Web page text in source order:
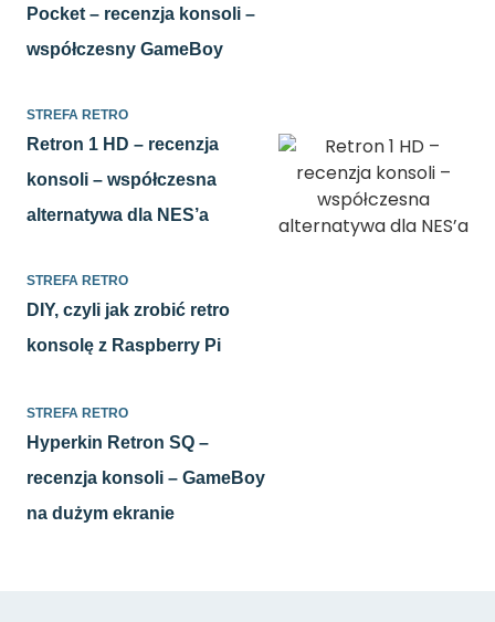
Pocket – recenzja konsoli –
współczesny GameBoy
STREFA RETRO
Retron 1 HD – recenzja
konsoli – współczesna
alternatywa dla NES’a
STREFA RETRO
DIY, czyli jak zrobić retro
konsolę z Raspberry Pi
STREFA RETRO
Hyperkin Retron SQ –
recenzja konsoli – GameBoy
na dużym ekranie